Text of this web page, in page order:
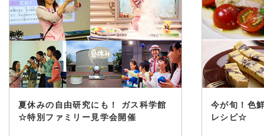
夏休みの自由研究にも！ ガス科学館
☆特別ファミリー見学会開催
今が旬！色
レシピ☆